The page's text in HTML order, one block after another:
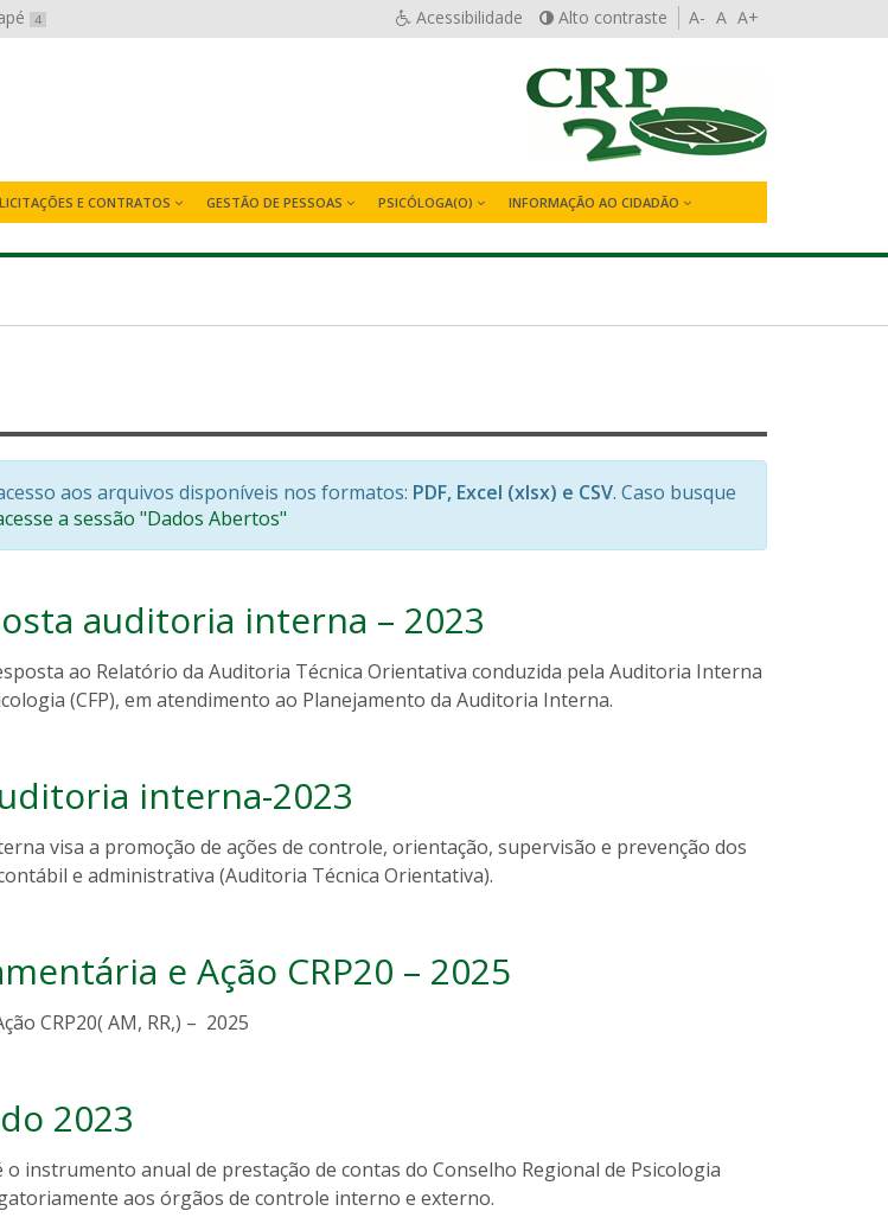
4 Acessibilidade Alto contraste A- A A+
LICITAÇÕES E CONTRATOS GESTÃO DE PESSOAS PSICÓLOGA(O) INFORMAÇÃO AO CIDADÃO
aos arquivos disponíveis nos formatos: PDF, Excel (xlsx) e CSV. Caso busque
a sessão "Dados Abertos"
auditoria interna – 2023
ao Relatório da Auditoria Técnica Orientativa conduzida pela Auditoria Interna
(CFP), em atendimento ao Planejamento da Auditoria Interna.
interna-2023
visa a promoção de ações de controle, orientação, supervisão e prevenção dos
e administrativa (Auditoria Técnica Orientativa).
e Ação CRP20 – 2025
CRP20( AM, RR,) – 2025
2023
o instrumento anual de prestação de contas do Conselho Regional de Psicologia
aos órgãos de controle interno e externo.